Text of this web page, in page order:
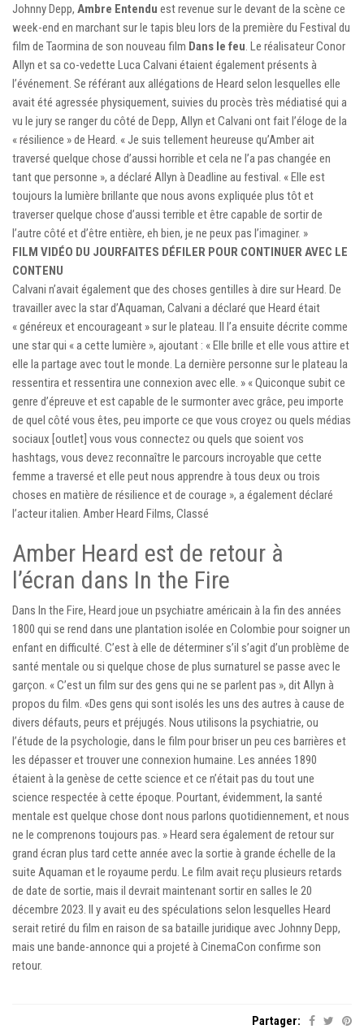
Johnny Depp, Ambre Entendu est revenue sur le devant de la scène ce
week-end en marchant sur le tapis bleu lors de la première du Festival du
film de Taormina de son nouveau film Dans le feu. Le réalisateur Conor
Allyn et sa co-vedette Luca Calvani étaient également présents à
l’événement. Se référant aux allégations de Heard selon lesquelles elle
avait été agressée physiquement, suivies du procès très médiatisé qui a
vu le jury se ranger du côté de Depp, Allyn et Calvani ont fait l’éloge de la
« résilience » de Heard. « Je suis tellement heureuse qu’Amber ait
traversé quelque chose d’aussi horrible et cela ne l’a pas changée en
tant que personne », a déclaré Allyn à Deadline au festival. « Elle est
toujours la lumière brillante que nous avons expliquée plus tôt et
traverser quelque chose d’aussi terrible et être capable de sortir de
l’autre côté et d’être entière, eh bien, je ne peux pas l’imaginer. »
FILM VIDÉO DU JOURFAITES DÉFILER POUR CONTINUER AVEC LE
CONTENU
Calvani n’avait également que des choses gentilles à dire sur Heard. De
travailler avec la star d’Aquaman, Calvani a déclaré que Heard était
« généreux et encourageant » sur le plateau. Il l’a ensuite décrite comme
une star qui « a cette lumière », ajoutant : « Elle brille et elle vous attire et
elle la partage avec tout le monde. La dernière personne sur le plateau la
ressentira et ressentira une connexion avec elle. » « Quiconque subit ce
genre d’épreuve et est capable de le surmonter avec grâce, peu importe
de quel côté vous êtes, peu importe ce que vous croyez ou quels médias
sociaux [outlet] vous vous connectez ou quels que soient vos
hashtags, vous devez reconnaître le parcours incroyable que cette
femme a traversé et elle peut nous apprendre à tous deux ou trois
choses en matière de résilience et de courage », a également déclaré
l’acteur italien. Amber Heard Films, Classé
Amber Heard est de retour à
l’écran dans In the Fire
Dans In the Fire, Heard joue un psychiatre américain à la fin des années
1800 qui se rend dans une plantation isolée en Colombie pour soigner un
enfant en difficulté. C’est à elle de déterminer s’il s’agit d’un problème de
santé mentale ou si quelque chose de plus surnaturel se passe avec le
garçon. « C’est un film sur des gens qui ne se parlent pas », dit Allyn à
propos du film. «Des gens qui sont isolés les uns des autres à cause de
divers défauts, peurs et préjugés. Nous utilisons la psychiatrie, ou
l’étude de la psychologie, dans le film pour briser un peu ces barrières et
les dépasser et trouver une connexion humaine. Les années 1890
étaient à la genèse de cette science et ce n’était pas du tout une
science respectée à cette époque. Pourtant, évidemment, la santé
mentale est quelque chose dont nous parlons quotidiennement, et nous
ne le comprenons toujours pas. » Heard sera également de retour sur
grand écran plus tard cette année avec la sortie à grande échelle de la
suite Aquaman et le royaume perdu. Le film avait reçu plusieurs retards
de date de sortie, mais il devrait maintenant sortir en salles le 20
décembre 2023. Il y avait eu des spéculations selon lesquelles Heard
serait retiré du film en raison de sa bataille juridique avec Johnny Depp,
mais une bande-annonce qui a projeté à CinemaCon confirme son
retour.
Partager: